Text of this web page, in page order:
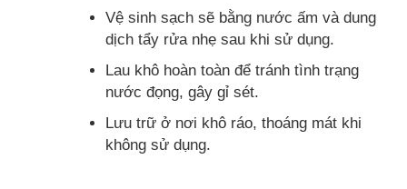
Vệ sinh sạch sẽ bằng nước ấm và dung
dịch tẩy rửa nhẹ sau khi sử dụng.
Lau khô hoàn toàn để tránh tình trạng
nước đọng, gây gỉ sét.
Lưu trữ ở nơi khô ráo, thoáng mát khi
không sử dụng.